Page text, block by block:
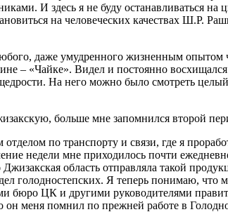
И здесь я не буду останавливаться на
на человеческих качествах Ш.Р.
даже умудренного жизненным опытом
– «Чайке». Видел и постоянно
На него можно было смотреть
больше мне запомнился второй
по транспорту и связи, где я
недели мне приходилось почти
область отправляла такой
голодностепских. Я теперь понимаю,
ЦК и другими руководителями
меня помнил по прежней работе в